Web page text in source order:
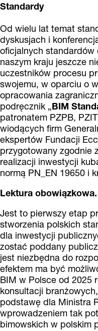
Standardy
Od wielu lat temat
dyskusjach i
oficjalnych
naszym kraju jeszcze
uczestników procesu
swojemu, w oparciu o
opracowania
podręcznik „BIM
patronatem PZPB,
wiodących firm
ekspertów Fundacji
przygotowany zgodnie
realizacji inwestycji
normą PN_EN 19650 i
Lektura obowiązkowa.
Jest to pierwszy etap
stworzenia polskich
dla inwestycji
zostać poddany
jest niezbędna do
efektem ma być
BIM w Polsce od 2025
konsultacji
podstawę dla Ministra
wprowadzeniem tak
bimowskich w polskim